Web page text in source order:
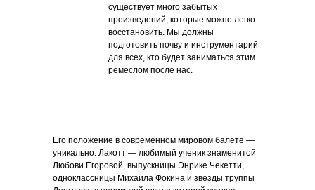
Его положение в современном мировом балете —
уникально. Лакотт — любимый ученик знаменитой
Любови Егоровой, выпускницы Энрике Чекетти,
одноклассницы Михаила Фокина и звезды труппы
существует много забытых
произведений, которые можно легко
восстановить. Мы должны
подготовить почву и инструментарий
для всех, кто будет заниматься этим
ремеслом после нас.